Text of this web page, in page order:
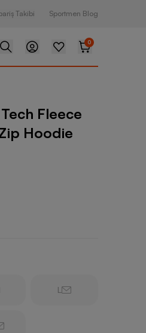
Takibi Sportmen Blog
0
Zip Hoodie Erkek Sweatshirt
Fleece
Hoodie
L